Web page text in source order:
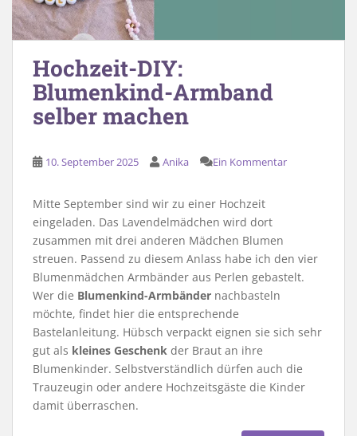
Hochzeit-DIY:
Blumenkind-Armband
selber machen
10. September 2025 Anika Ein Kommentar
Mitte September sind wir zu einer Hochzeit
eingeladen. Das Lavendelmädchen wird dort
zusammen mit drei anderen Mädchen Blumen
streuen. Passend zu diesem Anlass habe ich den vier
Blumenmädchen Armbänder aus Perlen gebastelt.
Wer die Blumenkind-Armbänder nachbasteln
möchte, findet hier die entsprechende
Bastelanleitung. Hübsch verpackt eignen sie sich sehr
gut als kleines Geschenk der Braut an ihre
Blumenkinder. Selbstverständlich dürfen auch die
Trauzeugin oder andere Hochzeitsgäste die Kinder
damit überraschen.